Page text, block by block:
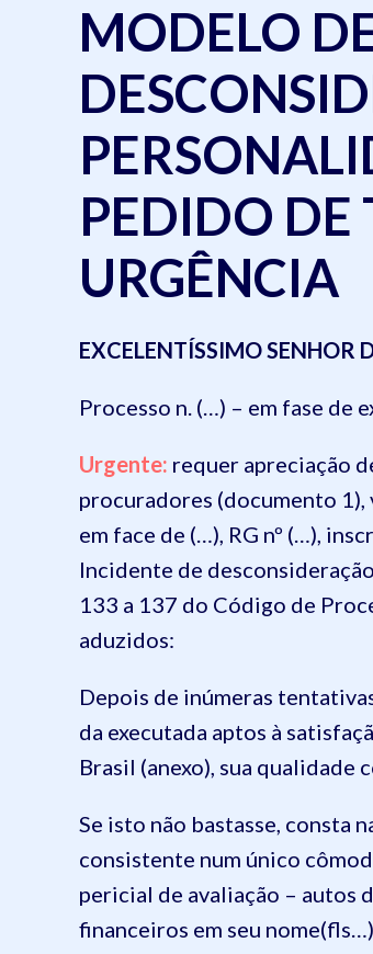
MODELO
PEDIDO DE
URGÊNCIA
EXCELENTÍSSIMO SENHOR
Processo n. (…) – em fase de
Urgente: requer apreciação
procuradores (documento 1),
em face de (…), RG nº (…),
Incidente de
133 a 137 do Código de
aduzidos:
Depois de inúmeras
da executada aptos à
Brasil (anexo), sua qualidade
Se isto não bastasse, consta
consistente num único
pericial de avaliação – autos
financeiros em seu